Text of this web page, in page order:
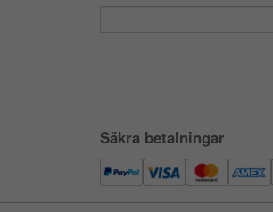
Säkra betalningar